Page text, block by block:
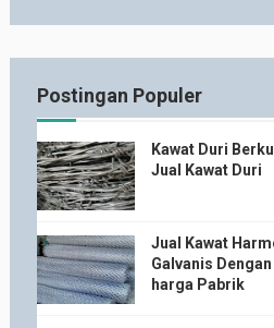
Postingan Populer
Kawat Duri
Jual Kawat Duri
Jual Kawat
Galvanis
harga Pabrik